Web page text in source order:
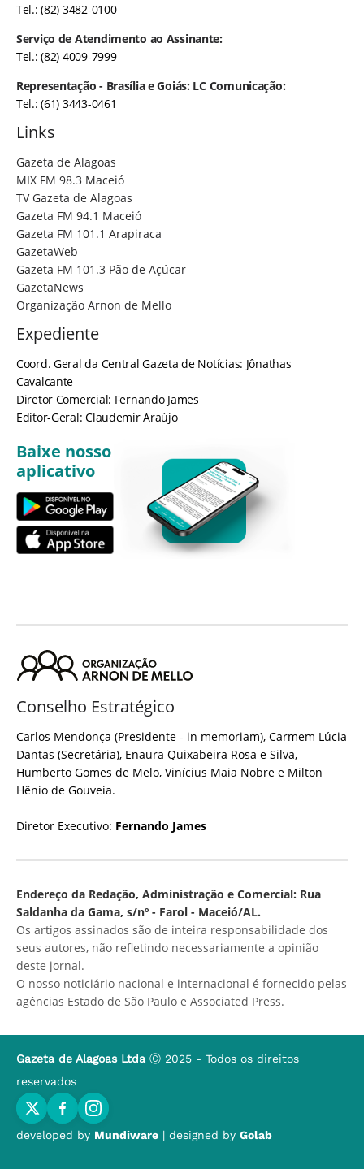
Tel.: (82) 3482-0100
Serviço de Atendimento ao Assinante:
Tel.: (82) 4009-7999
Representação - Brasília e Goiás: LC Comunicação:
Tel.: (61) 3443-0461
Links
Gazeta de Alagoas
MIX FM 98.3 Maceió
TV Gazeta de Alagoas
Gazeta FM 94.1 Maceió
Gazeta FM 101.1 Arapiraca
GazetaWeb
Gazeta FM 101.3 Pão de Açúcar
GazetaNews
Organização Arnon de Mello
Expediente
Coord. Geral da Central Gazeta de Notícias: Jônathas
Cavalcante
Diretor Comercial: Fernando James
Editor-Geral: Claudemir Araújo
Baixe nosso
aplicativo
Conselho Estratégico
Carlos Mendonça (Presidente - in memoriam), Carmem Lúcia
Dantas (Secretária), Enaura Quixabeira Rosa e Silva,
Humberto Gomes de Melo, Vinícius Maia Nobre e Milton
Hênio de Gouveia.
Diretor Executivo: Fernando James
Endereço da Redação, Administração e Comercial: Rua
Saldanha da Gama, s/nº - Farol - Maceió/AL.
Os artigos assinados são de inteira responsabilidade dos
seus autores, não refletindo necessariamente a opinião
deste jornal.
O nosso noticiário nacional e internacional é fornecido pelas
agências Estado de São Paulo e Associated Press.
Gazeta de Alagoas Ltda Ⓒ 2025 - Todos os direitos
reservados
developed by Mundiware | designed by Golab